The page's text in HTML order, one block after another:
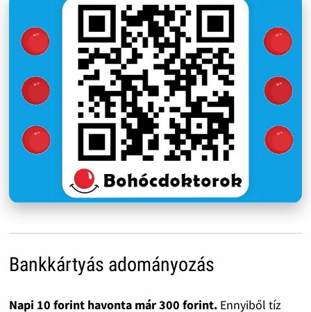
Bankkártyás adományozás
Napi 10 forint havonta már 300 forint.Ennyiből tíz